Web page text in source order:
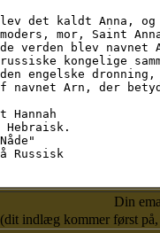
Din
(dit indlæg kommer først